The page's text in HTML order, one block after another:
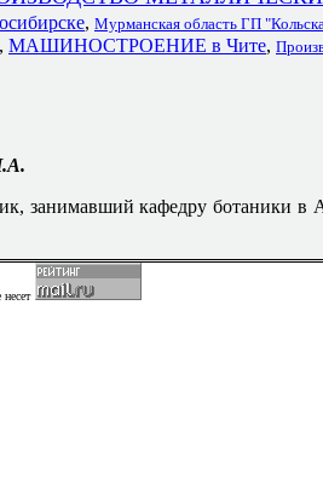
, Мурманская область ГП
, МАШИНОСТРОЕНИЕ в Чите,
занимавший кафедру ботаники в